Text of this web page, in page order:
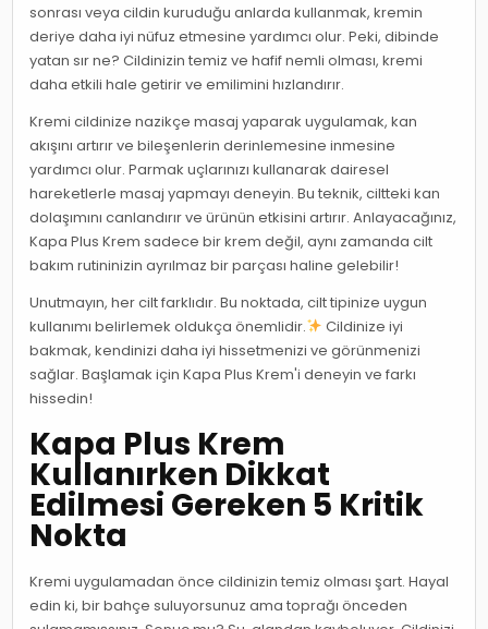
sonrası veya cildin kuruduğu anlarda kullanmak, kremin
deriye daha iyi nüfuz etmesine yardımcı olur. Peki, dibinde
yatan sır ne? Cildinizin temiz ve hafif nemli olması, kremi
daha etkili hale getirir ve emilimini hızlandırır.
Kremi cildinize nazikçe masaj yaparak uygulamak, kan
akışını artırır ve bileşenlerin derinlemesine inmesine
yardımcı olur. Parmak uçlarınızı kullanarak dairesel
hareketlerle masaj yapmayı deneyin. Bu teknik, ciltteki kan
dolaşımını canlandırır ve ürünün etkisini artırır. Anlayacağınız,
Kapa Plus Krem sadece bir krem değil, aynı zamanda cilt
bakım rutininizin ayrılmaz bir parçası haline gelebilir!
Unutmayın, her cilt farklıdır. Bu noktada, cilt tipinize uygun
kullanımı belirlemek oldukça önemlidir.
Cildinize iyi
bakmak, kendinizi daha iyi hissetmenizi ve görünmenizi
sağlar. Başlamak için Kapa Plus Krem'i deneyin ve farkı
hissedin!
Kapa Plus Krem
Kullanırken Dikkat
Edilmesi Gereken 5 Kritik
Nokta
Kremi uygulamadan önce cildinizin temiz olması şart. Hayal
edin ki, bir bahçe suluyorsunuz ama toprağı önceden